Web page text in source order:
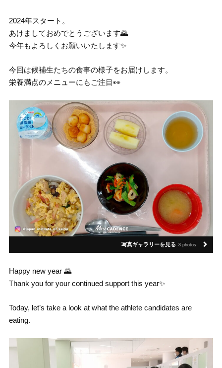
2024年スタート。
あけましておめでとうございます🌄
今年もよろしくお願いいたします✨
今回は候補生たちの食事の様子をお届けします。
栄養満点のメニューにもご注目👀
写真ギャラリーを見る 8 photos
Happy new year 🌄
Thank you for your continued support this year✨
Today, let’s take a look at what the athlete candidates are
eating.